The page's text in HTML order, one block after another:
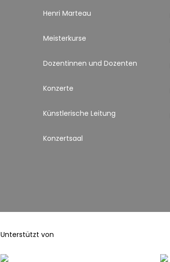
Henri Marteau
Meisterkurse
Dozentinnen und Dozenten
Konzerte
Künstlerische Leitung
Konzertsaal
Unterstützt von